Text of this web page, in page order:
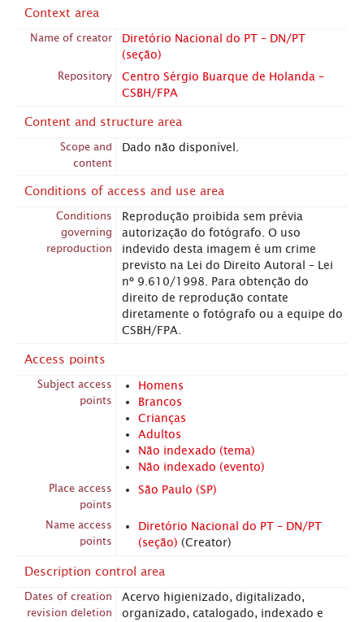
Context area
Name of creator
Diretório Nacional do PT – DN/PT
(seção)
Repository
Centro Sérgio Buarque de Holanda –
CSBH/FPA
Content and structure area
Scope and
content
Dado não disponível.
Conditions of access and use area
Conditions
governing
reproduction
Reprodução proibida sem prévia
autorização do fotógrafo. O uso
indevido desta imagem é um crime
previsto na Lei do Direito Autoral – Lei
nº 9.610/1998. Para obtenção do
direito de reprodução contate
diretamente o fotógrafo ou a equipe do
CSBH/FPA.
Access points
Subject access
points
Homens
Brancos
Crianças
Adultos
Não indexado (tema)
Não indexado (evento)
Place access
points
São Paulo (SP)
Name access
points
Diretório Nacional do PT – DN/PT
(seção) (Creator)
Description control area
Dates of creation
revision deletion
Acervo higienizado, digitalizado,
organizado, catalogado, indexado e